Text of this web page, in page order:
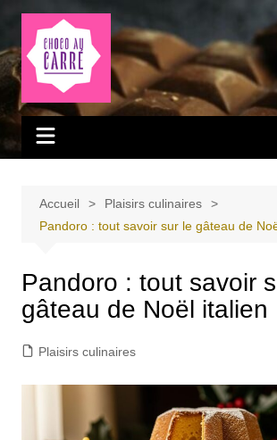
Aller
contenu
Accueil
Plaisirs culinaires
Pandoro : tout savoir sur le gâteau de
Pandoro : tout savoir
gâteau de Noël italien
Plaisirs culinaires